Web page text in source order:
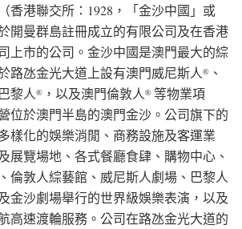
香港聯交所：1928，「金沙中國」或
開曼群島註冊成立的有限公司及在香港
上市的公司。金沙中國是澳門最大的綜
路氹金光大道上設有澳門威尼斯人® 、
黎人® ，以及澳門倫敦人® 等物業項
位於澳門半島的澳門金沙。公司旗下的
樣化的娛樂消閒、商務設施及客運業
展覽場地、各式餐廳食肆、購物中心、
倫敦人綜藝館、威尼斯人劇場、巴黎人
金沙劇場舉行的世界級娛樂表演，以及
高速渡輪服務。公司在路氹金光大道的